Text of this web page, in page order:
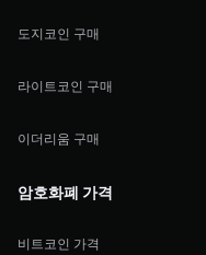
도지코인 구매
라이트코인 구매
이더리움 구매
암호화폐 가격
비트코인 가격